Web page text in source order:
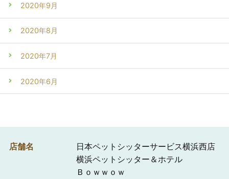
2020年9月
2020年8月
2020年7月
2020年6月
店舗名
日本ペットシッターサービス横浜西店
横浜ペットシッター＆ホテル
Ｂｏｗｗｏｗ